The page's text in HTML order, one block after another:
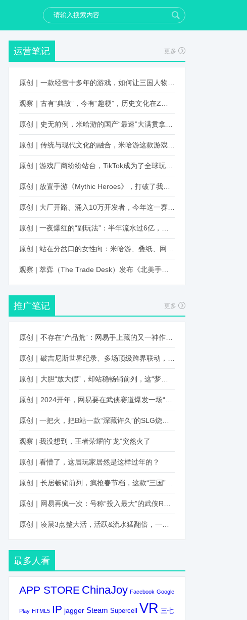
运营笔记 更多
推广笔记 更多
观察 | 我没想到，王者荣耀的“龙”突然火了
原创 | 看懵了，这届玩家居然是这样过年的？
最多人看
APP STORE ChinaJoy Facebook Google
Play HTML5 IP jagger Steam Supercell VR 三七